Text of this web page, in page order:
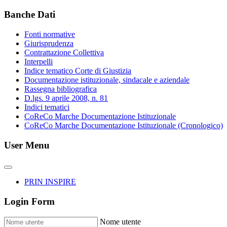
Banche Dati
Fonti normative
Giurisprudenza
Contrattazione Collettiva
Interpelli
Indice tematico Corte di Giustizia
Documentazione istituzionale, sindacale e aziendale
Rassegna bibliografica
D.lgs. 9 aprile 2008, n. 81
Indici tematici
CoReCo Marche Documentazione Istituzionale
CoReCo Marche Documentazione Istituzionale (Cronologico)
User Menu
PRIN INSPIRE
Login Form
Nome utente